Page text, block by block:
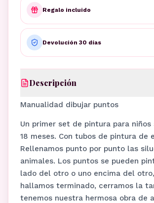
Regalo incluido
Devolución 30 días
Descripción
Manualidad dibujar puntos
Un primer set de pintura para
18 meses. Con tubos de pintura de
Rellenamos punto por punto las
animales. Los puntos se pueden
lado del otro o uno encima del
hallamos terminado, cerramos la
tenemos nuestra hermosa obra de